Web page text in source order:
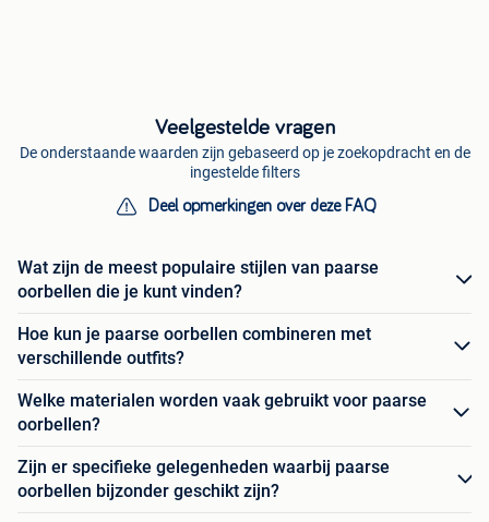
Veelgestelde vragen
De onderstaande waarden zijn gebaseerd op je zoekopdracht en de
ingestelde filters
Deel opmerkingen over deze FAQ
Wat zijn de meest populaire stijlen van paarse
oorbellen die je kunt vinden?
Hoe kun je paarse oorbellen combineren met
verschillende outfits?
Welke materialen worden vaak gebruikt voor paarse
oorbellen?
Zijn er specifieke gelegenheden waarbij paarse
oorbellen bijzonder geschikt zijn?